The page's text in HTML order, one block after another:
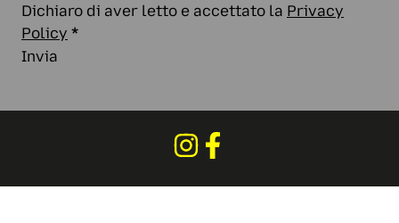
Dichiaro di aver letto e accettato la Privacy
Policy *
Invia